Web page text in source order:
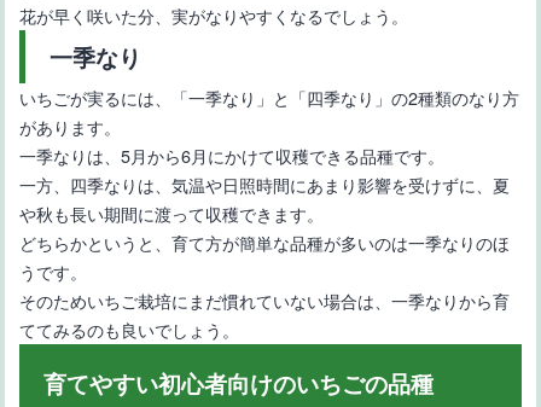
三重県のブランドいちごの品種紹介とおすすめいちご狩りスポッ
ト
花が早く咲いた分、実がなりやすくなるでしょう。
一季なり
いちごが実るには、「一季なり」と「四季なり」の2種類のなり方
があります。
一季なりは、5月から6月にかけて収穫できる品種です。
一方、四季なりは、気温や日照時間にあまり影響を受けずに、夏
や秋も長い期間に渡って収穫できます。
どちらかというと、育て方が簡単な品種が多いのは一季なりのほ
うです。
そのためいちご栽培にまだ慣れていない場合は、一季なりから育
ててみるのも良いでしょう。
育てやすい初心者向けのいちごの品種